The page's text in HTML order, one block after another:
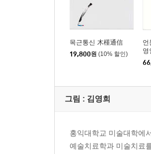
목근통신 木槿通信
19,800원 (10% 할인)
언
영
그림 : 김영희
홍익대학교 미술대학에
예술치료학과 미술치료